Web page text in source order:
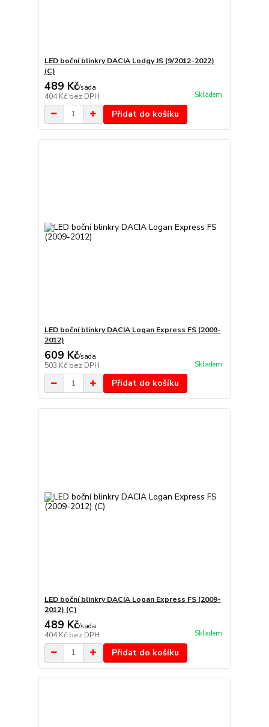
LED boční blinkry DACIA Lodgy JS (9/2012-2022)
(C)
489 Kč/sada
404 Kč bez DPH Skladem
Přidat do košíku
LED boční blinkry DACIA Logan Express FS (2009-
2012)
609 Kč/sada
503 Kč bez DPH Skladem
Přidat do košíku
LED boční blinkry DACIA Logan Express FS (2009-
2012) (C)
489 Kč/sada
404 Kč bez DPH Skladem
Přidat do košíku